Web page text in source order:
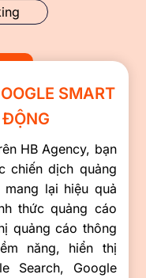
SMART
HB Agency, bạn
chiến dịch quảng
lại hiệu quả
thức quảng cáo
quảng cáo thông
năng, hiển thị
Search, Google